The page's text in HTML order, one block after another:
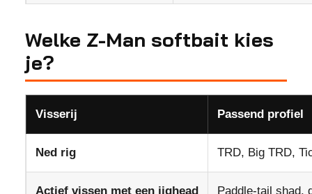
Welke Z-Man softbait kies
je?
Visserij Passend profiel
Ned rig TRD, Big TRD,
Actief vissen met een jighead Paddle-tail shad,